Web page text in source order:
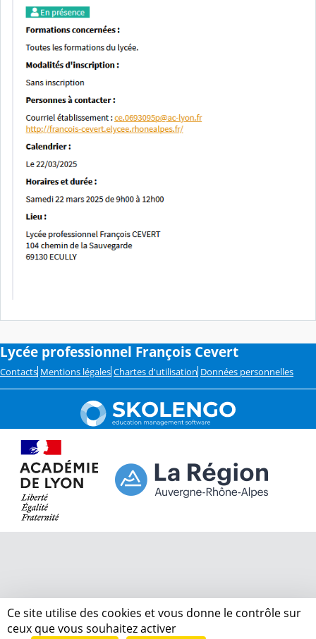
Lycée professionnel François Cevert
Contacts Mentions légales Chartes d'utilisation Données personnelles
Ce site utilise des cookies et vous donne le contrôle sur
ceux que vous souhaitez activer